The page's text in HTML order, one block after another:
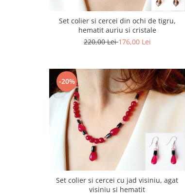
Set colier si cercei din ochi de tigru,
hematit auriu si cristale
220,00 Lei176,00 Lei
-20%
Set colier si cercei cu jad visiniu, agat
visiniu si hematit